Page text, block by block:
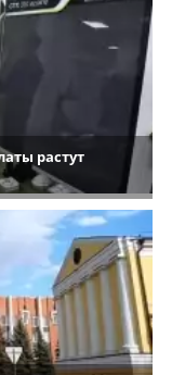
растут